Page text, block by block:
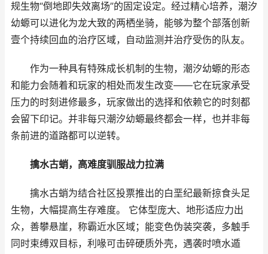
规生物“倒地即失效离场”的固定设定。经过精心培养，潮汐
幼螈可以进化为龙大致的两栖坐骑，能够为整个部落创新
壹个持续回血的治疗区域，自动监测并治疗受伤的队友。
作为一种具有特殊成长机制的生物，潮汐幼螈的形态
和能力会随着和玩家的相处而发生改变——它在玩家承受
压力的时刻进修最多，玩家做出的选择和依赖它的时刻都
会留下印记。并非每只潮汐幼螈最终都会一样，也并非每
条前进的道路都可以逆转。
擒水古蛸，高难度驯服战力拉满
擒水古蛸为结合社区投票推出的白垩纪最新掠食头足
生物，大幅提高生存难度。 它体型庞大、地形适应力出
众，善攀悬崖，称霸近水区域；能变色伪装突袭，多触手
同时束缚双目标，利喙可击碎硬质外壳，遇袭时喷水遁